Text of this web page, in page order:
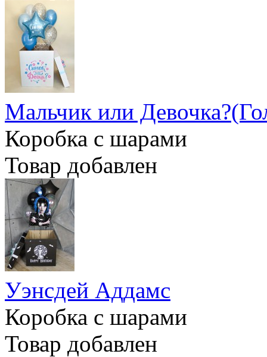
Мальчик или
Коробка с шарами
Товар добавлен
Уэнсдей Аддамс
Коробка с шарами
Товар добавлен